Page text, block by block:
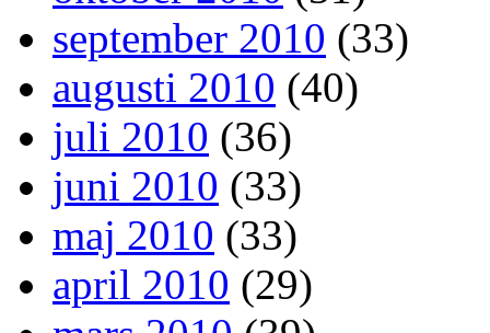
september 2010 (33)
augusti 2010 (40)
juli 2010 (36)
juni 2010 (33)
maj 2010 (33)
april 2010 (29)